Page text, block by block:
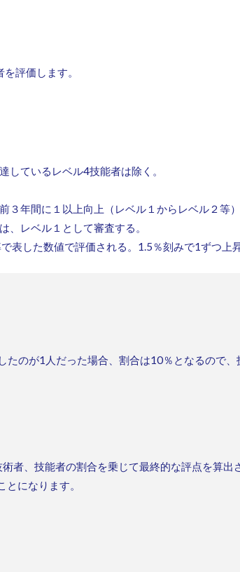
評価します。
しているレベル4技能者は除く。
年間に１以上向上（レベル１からレベル２等）
、レベル１として審査する。
表した数値で評価される。1.5％刻みで1ずつ上昇
のが1人だった場合、割合は10％となるので、
者、技能者の割合を乗じて最終的な評点を算出
になります。